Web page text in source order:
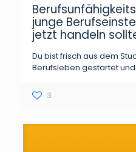
junge
jetzt handeln
Du bist frisch aus dem
Berufsleben gestartet
3